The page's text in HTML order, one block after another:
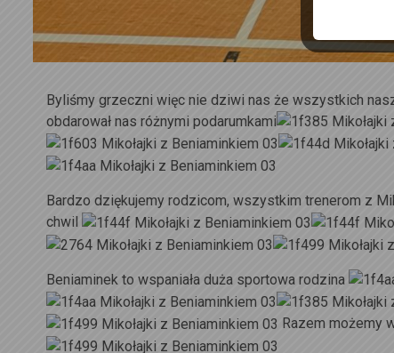
Byliśmy grzeczni więc nie dziwi nas że wszystkich
obdarował nas różnymi podarumkami
Bardzo dziękujemy rodzicom, wszystkim trenerom z
chwil
Beniaminek to wspaniała duża sportowa rodzina
Razem możemy